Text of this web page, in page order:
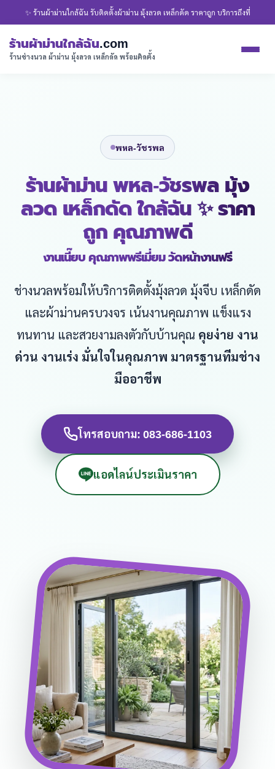
✨ ร้านผ้าม่านใกล้ฉัน รับติดตั้งผ้าม่าน มุ้งลวด เหล็กดัด ราคาถูก บริการถึงที่
ร้านผ้าม่านใกล้ฉัน.com
ร้านช่างนวล ผ้าม่าน มุ้งลวด เหล็กดัด พร้อมติดตั้ง
พหล-วัชรพล
ร้านผ้าม่าน พหล-วัชรพล มุ้ง
ลวด เหล็กดัด ใกล้ฉัน ✨ ราคา
ถูก คุณภาพดี
งานเนี๊ยบ คุณภาพพรีเมี่ยม วัดหน้างานฟรี
ช่างนวลพร้อมให้บริการติดตั้งมุ้งลวด มุ้งจีบ เหล็กดัด
และผ้าม่านครบวงจร เน้นงานคุณภาพ แข็งแรง
ทนทาน และสวยงามลงตัวกับบ้านคุณ คุยง่าย งาน
ด่วน งานเร่ง มั่นใจในคุณภาพ มาตรฐานทีมช่าง
มืออาชีพ
โทรสอบถาม: 083-686-1103
แอดไลน์ประเมินราคา